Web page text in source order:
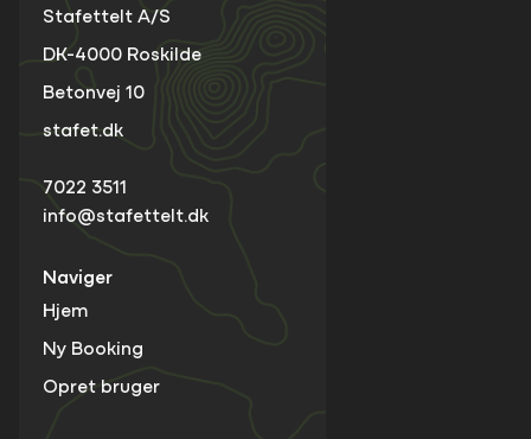
Stafettelt A/S
DK-4000 Roskilde
Betonvej 10
stafet.dk
7022 3511
info@stafettelt.dk
Naviger
Hjem
Ny Booking
Opret bruger